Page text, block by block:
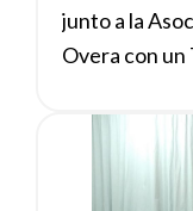
junto a la
Overa con un